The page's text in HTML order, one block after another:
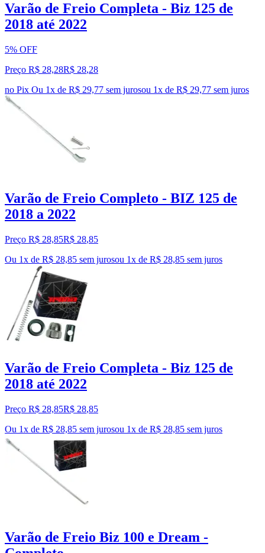
Varão de Freio Completa - Biz 125 de
2018 até 2022
5% OFF
Preço R$ 28,28R$ 28,28
no Pix Ou 1x de R$ 29,77 sem jurosou 1x de R$ 29,77 sem juros
Varão de Freio Completo - BIZ 125 de
2018 a 2022
Preço R$ 28,85R$ 28,85
Ou 1x de R$ 28,85 sem jurosou 1x de R$ 28,85 sem juros
Varão de Freio Completa - Biz 125 de
2018 até 2022
Preço R$ 28,85R$ 28,85
Ou 1x de R$ 28,85 sem jurosou 1x de R$ 28,85 sem juros
Varão de Freio Biz 100 e Dream -